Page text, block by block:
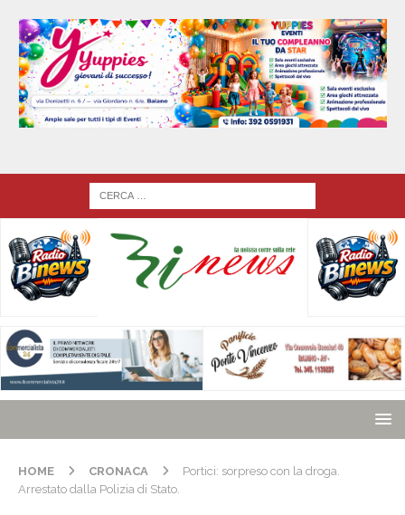
HOME CRONACA
Portici: sorpreso con la droga.
Arrestato dalla Polizia di Stato.